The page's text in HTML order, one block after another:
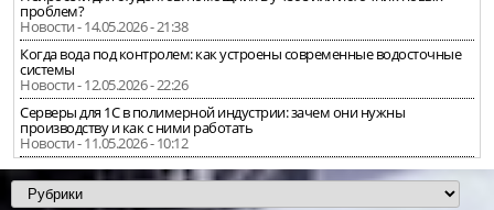
проблем?
Новости - 14.05.2026 - 21:38
Когда вода под контролем: как устроены современные водосточные
системы
Новости - 12.05.2026 - 22:26
Серверы для 1С в полимерной индустрии: зачем они нужны
производству и как с ними работать
Новости - 11.05.2026 - 10:12